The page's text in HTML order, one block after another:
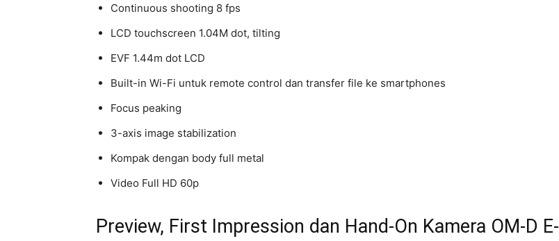
Continuous shooting 8 fps
LCD touchscreen 1.04M dot, tilting
EVF 1.44m dot LCD
Built-in Wi-Fi untuk remote control dan transfer file ke smartphones
Focus peaking
3-axis image stabilization
Kompak dengan body full metal
Video Full HD 60p
Preview, First Impression dan Hand-On Kamera OM-D E-